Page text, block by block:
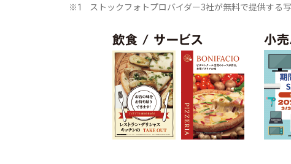
※1 ストックフォトプロバイダー3社が無料で提供する写